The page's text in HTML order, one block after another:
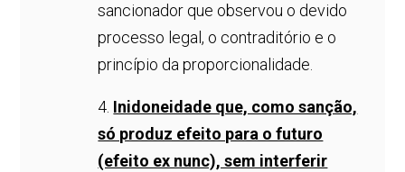
sancionador que observou o devido
processo legal, o contraditório e o
princípio da proporcionalidade.
4. Inidoneidade que, como sanção,
só produz efeito para o futuro
(efeito ex nunc), sem interferir